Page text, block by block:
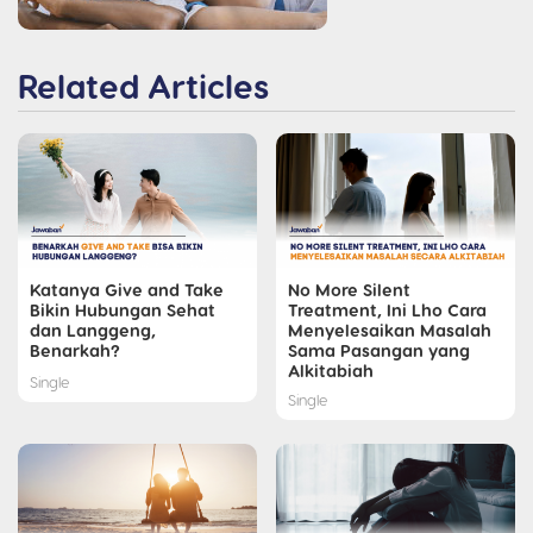
Related Articles
Katanya Give and Take
Bikin Hubungan Sehat
dan Langgeng,
Benarkah?
Single
No More Silent
Treatment, Ini Lho Cara
Menyelesaikan Masalah
Sama Pasangan yang
Alkitabiah
Single